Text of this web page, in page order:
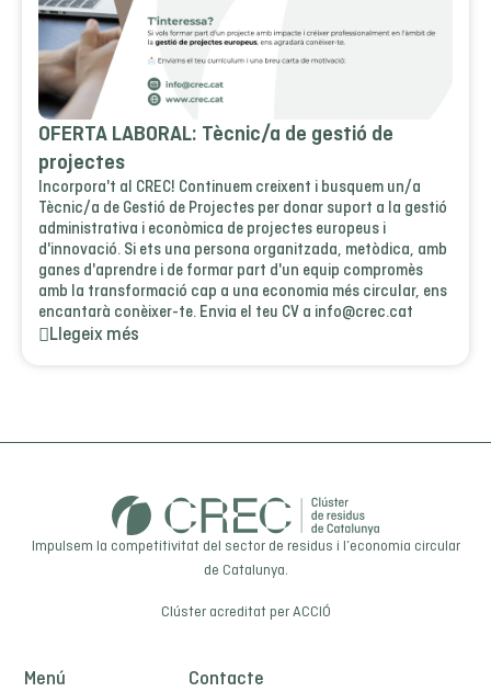
OFERTA LABORAL: Tècnic/a de gestió de
projectes
Incorpora't al CREC! Continuem creixent i busquem un/a
Tècnic/a de Gestió de Projectes per donar suport a la gestió
administrativa i econòmica de projectes europeus i
d'innovació. Si ets una persona organitzada, metòdica, amb
ganes d'aprendre i de formar part d'un equip compromès
amb la transformació cap a una economia més circular, ens
encantarà conèixer-te. Envia el teu CV a info@crec.cat
Llegeix més
Impulsem la competitivitat del sector de residus i l’economia circular
de Catalunya.
Clúster acreditat perACCIÓ
Menú
Contacte